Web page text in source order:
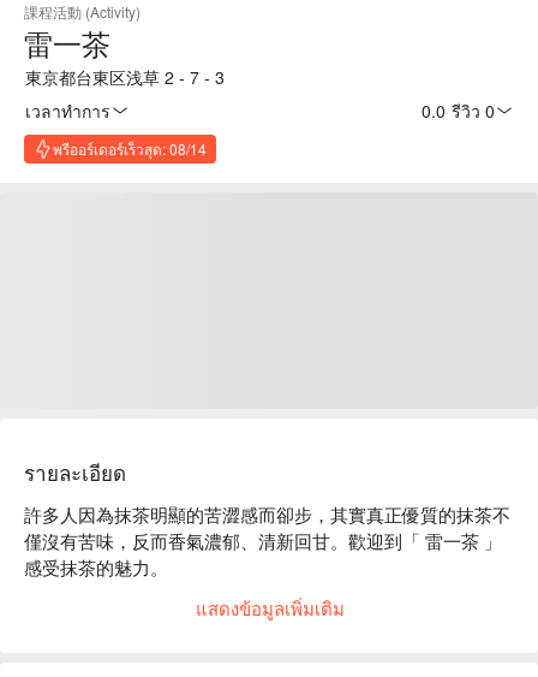
課程活動 (Activity)
雷一茶
東京都台東区浅草 2 - 7 - 3
เวลาทำการ
0.0 รีวิว 0
พรีออร์เดอร์เร็วสุด: 08/14
รายละเอียด
許多人因為抹茶明顯的苦澀感而卻步，其實真正優質的抹茶不
僅沒有苦味，反而香氣濃郁、清新回甘。歡迎到「 雷一茶 」
感受抹茶的魅力。
店內提供專人指導的抹茶課程，讓抹茶新手也能輕鬆製作自己
的一杯抹茶、體驗日本傳統文化之美。體驗後還可以在店內的
แสดงข้อมูลเพิ่มเติม